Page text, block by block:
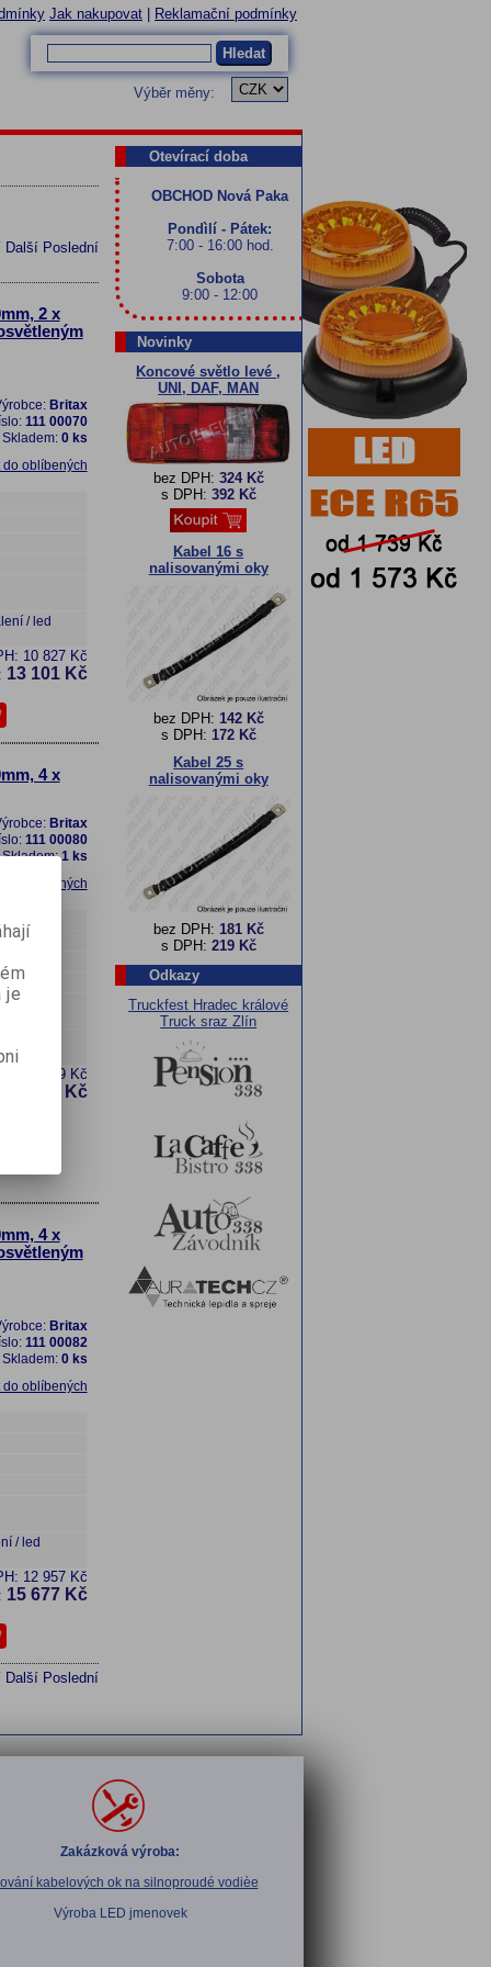
Jak nakupovat Reklamační podmínky
Hledat
Výběr měny:
Další Poslední
2 x
Britax
111 00070
Skladem: 0 ks
do oblíbených
/ led
10 827 Kč
13 101 Kč
4 x
Britax
111 00080
Skladem:1 ks
do oblíbených
/ led
13 029 Kč
15 765 Kč
4 x
Britax
111 00082
Skladem: 0 ks
do oblíbených
/ led
12 957 Kč
15 677 Kč
Další Poslední
Otevírací doba
OBCHOD Nová Paka
Pondìlí - Pátek:
7:00 - 16:00 hod.
Sobota
9:00 - 12:00
Novinky
Koncové světlo levé ,
UNI, DAF, MAN
bez DPH: 324 Kč
s DPH: 392 Kč
Kabel 16 s
nalisovanými oky
bez DPH: 142 Kč
s DPH: 172 Kč
Kabel 25 s
nalisovanými oky
bez DPH: 181 Kč
s DPH: 219 Kč
Odkazy
Truckfest Hradec králové
Truck sraz Zlín
Zakázková výroba:
kabelových ok na silnoproudé vodièe
Výroba LED jmenovek
je